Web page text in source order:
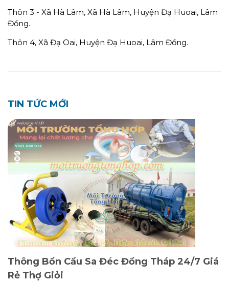
Thôn 3 - Xã Hà Lâm, Xã Hà Lâm, Huyện Đạ Huoai, Lâm
Đồng.
Thôn 4, Xã Đạ Oai, Huyện Đạ Huoai, Lâm Đồng.
TIN TỨC MỚI
Thông Bồn Cầu Sa Đéc Đồng Tháp 24/7 Giá
Rẻ Thợ Giỏi